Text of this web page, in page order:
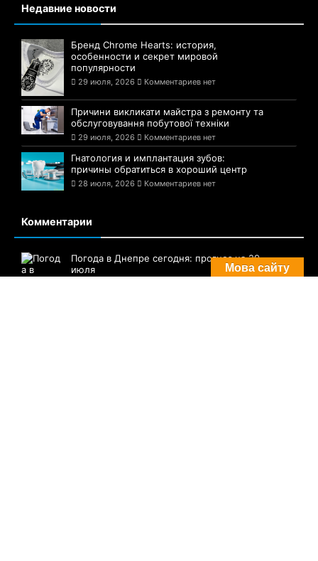
Подписаться
Недавние новости
Бренд Chrome Hearts: история,
особенности и секрет мировой
популярности
29 июля, 2026 Комментариев нет
29 июля, 2026
Гнатология и имплантация зубов:
причины обратиться в хороший центр
28 июля, 2026 Комментариев нет Мова сайту